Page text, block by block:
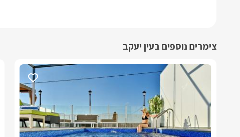
צימרים נוספים בעין יעקב